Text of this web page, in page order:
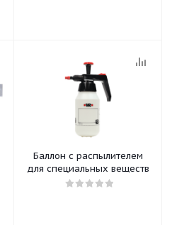
Баллон с распылителем
для специальных веществ